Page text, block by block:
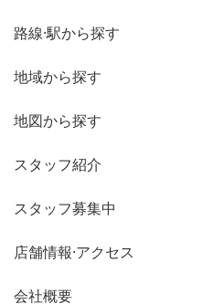
路線·駅から探す
地域から探す
地図から探す
スタッフ紹介
スタッフ募集中
店舗情報·アクセス
会社概要